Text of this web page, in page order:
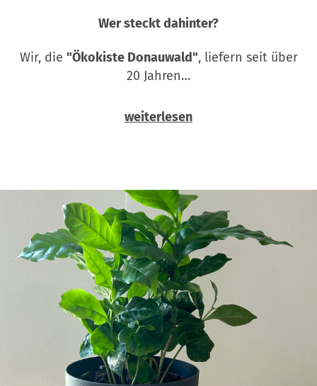
Wer steckt dahinter?
Wir, die "Ökokiste Donauwald", liefern seit über
20 Jahren…
weiterlesen